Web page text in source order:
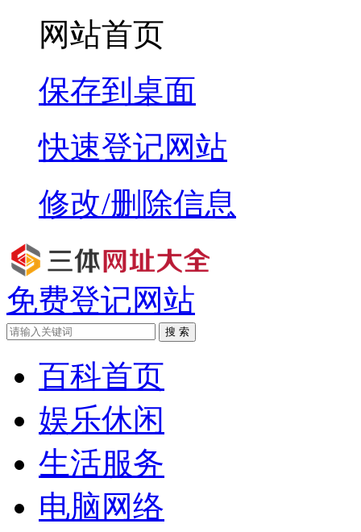
网站首页
保存到桌面
快速登记网站
修改/删除信息
免费登记网站
搜 索
百科首页
娱乐休闲
生活服务
电脑网络